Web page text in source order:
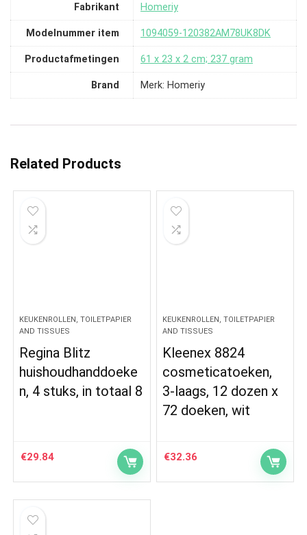
Fabrikant ‎Homeriy
Modelnummer item ‎1094059-120382AM78UK8DK
Productafmetingen ‎61 x 23 x 2 cm; 237 gram
Brand Merk: Homeriy
Related Products
KEUKENROLLEN, TOILETPAPIER
AND TISSUES
Regina Blitz
huishoudhanddoeke
n, 4 stuks, in totaal 8
€29.84
KEUKENROLLEN, TOILETPAPIER
AND TISSUES
Kleenex 8824
cosmeticatoeken,
3-laags, 12 dozen x
72 doeken, wit
€32.36